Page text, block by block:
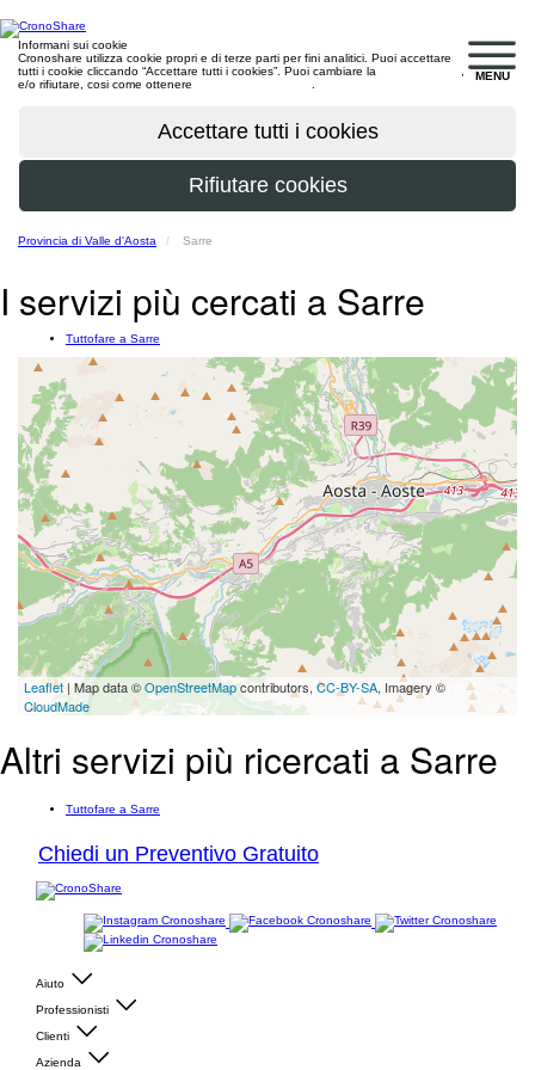
MENU
Informani sui cookie
Cronoshare utilizza cookie propri e di terze parti per fini analitici. Puoi accettare
tutti i cookie cliccando “Accettare tutti i cookies”. Puoi cambiare la
e/o rifiutare, cosi come ottenere
Provincia di Valle d'Aosta Sarre
I servizi più cercati a Sarre
Tuttofare a Sarre
Leaflet | Map data ©OpenStreetMapcontributors,CC-BY-SA, Imagery ©
CloudMade
Altri servizi più ricercati a Sarre
Tuttofare a Sarre
Chiedi un Preventivo Gratuito
Aiuto
Professionisti
Clienti
Azienda